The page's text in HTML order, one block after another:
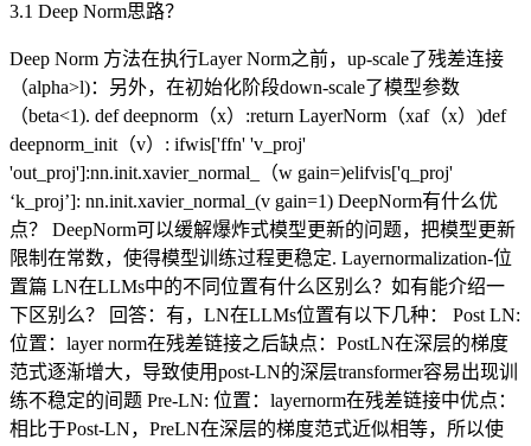
3.1 Deep Norm思路？
Deep Norm 方法在执行Layer Norm之前，up-scale了残差连接
（alpha>l)：另外，在初始化阶段down-scale了模型参数
（beta<1). def deepnorm（x）:return LayerNorm（xaf（x）)def
deepnorm_init（v）: ifwis['ffn' 'v_proj'
'out_proj']:nn.init.xavier_normal_（w gain=)elifvis['q_proj'
‘k_proj’]: nn.init.xavier_normal_(v gain=1) DeepNorm有什么优
点？ DeepNorm可以缓解爆炸式模型更新的问题，把模型更新
限制在常数，使得模型训练过程更稳定. Layernormalization-位
置篇 LN在LLMs中的不同位置有什么区别么？如有能介绍一
下区别么？ 回答：有，LN在LLMs位置有以下几种： Post LN:
位置：layer norm在残差链接之后缺点：PostLN在深层的梯度
范式逐渐增大，导致使用post-LN的深层transformer容易出现训
练不稳定的间题 Pre-LN: 位置：layernorm在残差链接中优点：
相比于Post-LN，PreLN在深层的梯度范式近似相等，所以使